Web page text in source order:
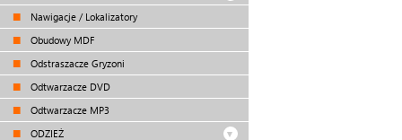
Nawigacje / Lokalizatory
Obudowy MDF
Odstraszacze Gryzoni
Odtwarzacze DVD
Odtwarzacze MP3
ODZIEŻ